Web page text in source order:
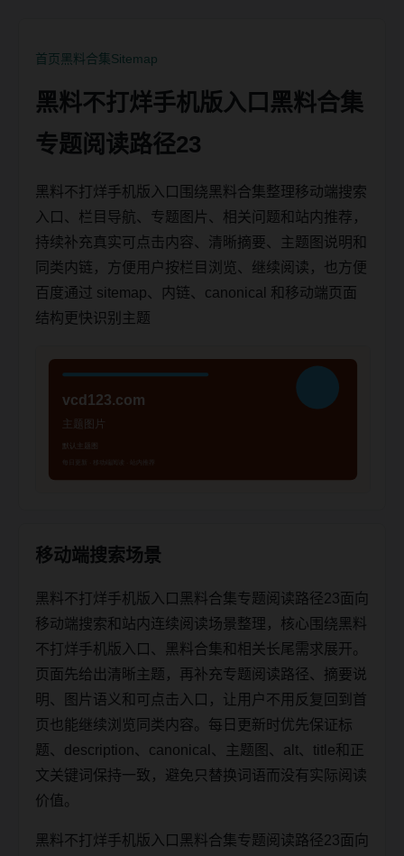
首页黑料合集Sitemap
黑料不打烊手机版入口黑料合集
专题阅读路径23
黑料不打烊手机版入口围绕黑料合集整理移动端搜索
入口、栏目导航、专题图片、相关问题和站内推荐，
持续补充真实可点击内容、清晰摘要、主题图说明和
同类内链，方便用户按栏目浏览、继续阅读，也方便
百度通过 sitemap、内链、canonical 和移动端页面
结构更快识别主题
移动端搜索场景
黑料不打烊手机版入口黑料合集专题阅读路径23面向
移动端搜索和站内连续阅读场景整理，核心围绕黑料
不打烊手机版入口、黑料合集和相关长尾需求展开。
页面先给出清晰主题，再补充专题阅读路径、摘要说
明、图片语义和可点击入口，让用户不用反复回到首
页也能继续浏览同类内容。每日更新时优先保证标
题、description、canonical、主题图、alt、title和正
文关键词保持一致，避免只替换词语而没有实际阅读
价值。
黑料不打烊手机版入口黑料合集专题阅读路径23面向